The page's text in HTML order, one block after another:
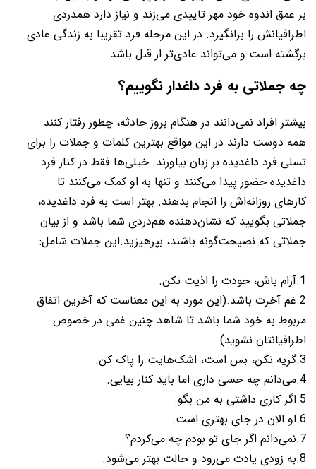
بر عمق اندوه خود مهر تاییدی می‌زند و نیاز دارد همدردی
اطرافیانش را برانگیزد. در این مرحله فرد تقریبا به زندگی عادی
برگشته است و می‌تواند عادی‌تر از قبل باشد
چه جملاتی به فرد داغدار نگوییم؟
بیشتر افراد نمی‌دانند در هنگام بروز حادثه، چطور رفتار کنند.
همه دوست دارند در این مواقع بهترین کلمات و جملات را برای
تسلی فرد داغدیده بر زبان بیاورند. خیلی‌ها فقط در کنار فرد
داغدیده حضور پیدا می‌کنند و تنها به او کمک می‌کنند تا
کارهای روزانه‌اش را انجام بدهند. بهتر است به فرد داغدیده،
جملاتی بگویید که نشان‌دهنده هم‌دردی شما باشد و از بیان
جملاتی که نصیحت‌گونه باشند، بپرهیزید.این جملات شامل:
1.آرام باش، خودت را اذیت نکن.
2.غم آخرت باشد.(این مورد به این معناست که آخرین اتفاق
مربوط به خود شما باشد تا شاهد چنین غمی در خصوص
اطرافیانتان نشوید)
3.گریه نکن، بس است، اشک‌هایت را پاک کن.
4.می‌دانم چه حسی داری اما باید کنار بیایی.
5.اگر کاری داشتی به من بگو.
6.او الان در جای بهتری است.
7.نمی‌دانم اگر جای تو بودم چه می‌کردم؟
8.به زودی یادت می‌رود و حالت بهتر می‌شود.